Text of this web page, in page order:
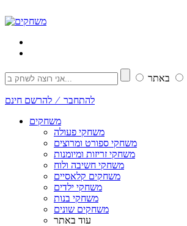
באתר
להתחבר ⁄ להרשם חינם
משחקים
משחקי פעולה
משחקי ספורט ומרוצים
משחקי זריזות ומיומנות
משחקי חשיבה ולוח
משחקים קלאסיים
משחקי ילדים
משחקי בנות
משחקים שונים
עוד באתר